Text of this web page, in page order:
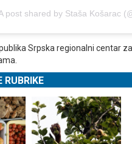
post shared by Staša Košarac
Srpska regionalni centar
RUBRIKE